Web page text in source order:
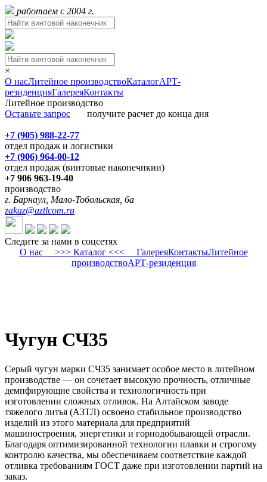
работаем с 2004 г.
×
О насЛитейное производствоКаталогАРТ-
резиденцияГалереяКонтакты
Литейное производство
Оставьте запрос получите расчет до конца дня
+7 (905) 988-22-77
отдел продаж и логистики
+7 (906) 964-00-12
отдел продаж (винтовые наконечнкии)
+7 906 963-19-40
производство
г. Барнаул, Мало-Тобольская, 6а
zakaz@aztlcom.ru
Следите за нами в соцсетях
О нас>>> Каталог <<< ГалереяКонтактыЛитейное
производствоАРТ-резиденция
Чугун СЧ35
Серый чугун марки СЧ35 занимает особое место в литейном
производстве — он сочетает высокую прочность, отличные
демпфирующие свойства и технологичность при
изготовлении сложных отливок. На Алтайском заводе
тяжелого литья (АЗТЛ) освоено стабильное производство
изделий из этого материала для предприятий
машиностроения, энергетики и горнодобывающей отрасли.
Благодаря оптимизированной технологии плавки и строгому
контролю качества, мы обеспечиваем соответствие каждой
отливка требованиям ГОСТ даже при изготовлении партий на
заказ.